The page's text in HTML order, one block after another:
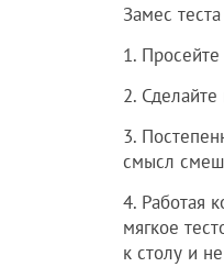
Замес теста
1.
2.
3.
смысл
4. Работая
мягкое
к столу и